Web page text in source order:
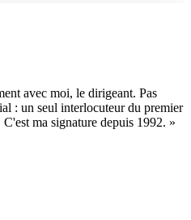
avec moi, le dirigeant. Pas
: un seul interlocuteur du premier
ma signature depuis 1992. »